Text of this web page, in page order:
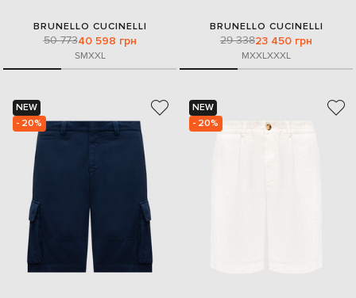
BRUNELLO CUCINELLI
50 77340 598 грн
SMXXL
BRUNELLO CUCINELLI
29 33823 450 грн
MXXLXXXL
NEW
- 20%
NEW
- 20%